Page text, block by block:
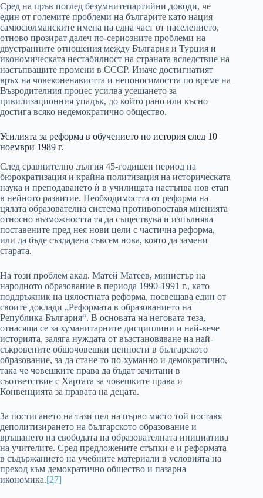
Сред на пръв поглед безумнитепартийни доводи, че
един от големите проблеми на българите като нация
самюсюлманските имена на една част от населението,
отново прозират далеч по-сериозните проблеми на
двустранните отношения между България и Турция и
икономическата нестабилност на страната вследствие на
настъпващите промени в СССР. Иначе достигнатият
връх на човеконенавистта и непоносимостта по време на
Възродителния процес усилва усещането за
цивилизационния упадък, до който рано или късно
достига всяко недемократично общество.
Усилията за реформа в обучението по история след 10
ноември 1989 г.
След сравнително дългия 45-годишен период на
бюрократизация и крайна политизация на историческата
наука и преподаването ѝ в училищата настъпва нов етап
в нейното развитие. Необходимостта от реформа на
цялата образователна система противопоставя мненията
относно възможността тя да съществува и изпълнява
поставените пред нея нови цели с частична реформа,
или да бъде създадена съвсем нова, която да замени
старата.
На този проблем акад. Матей Матеев, министър на
народното образование в периода 1990-1991 г., като
поддръжник на цялостната реформа, посвещава един от
своите доклади „Реформата в образованието на
Република България“. В основата на неговата теза,
отнасяща се за хуманитарните дисциплини и най-вече
историята, заляга нуждата от възстановяване на най-
съкровените общочовешки ценности в българското
образование, за да стане то по-хуманно и демократично,
така че човешките права да бъдат зачитани в
съответствие с Хартата за човешките права и
Конвенцията за правата на децата.
За постигането на тази цел на първо място той поставя
деполитизирането на българското образование и
връщането на свободата на образователната инициатива
на учителите. Сред предложените стъпки е и реформата
в съдържанието на учебните материали в условията на
преход към демократично общество и пазарна
икономика.[27]